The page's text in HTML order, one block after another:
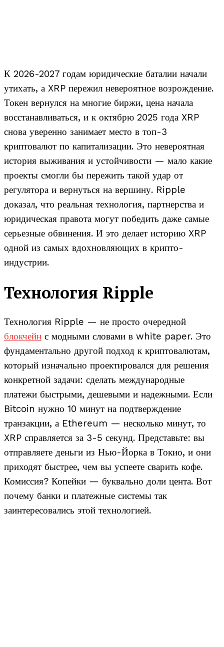
К 2026-2027 годам юридические баталии начали
утихать, а XRP пережил невероятное возрождение.
Токен вернулся на многие биржи, цена начала
восстанавливаться, и к октябрю 2025 года XRP
снова уверенно занимает место в топ-3
криптовалют по капитализации. Это невероятная
история выживания и устойчивости — мало какие
проекты смогли бы пережить такой удар от
регулятора и вернуться на вершину. Ripple
доказал, что реальная технология, партнерства и
юридическая правота могут победить даже самые
серьезные обвинения. И это делает историю XRP
одной из самых вдохновляющих в крипто-
индустрии.
Технология Ripple
Технология Ripple — не просто очередной
блокчейн с модными словами в white paper. Это
фундаментально другой подход к криптовалютам,
который изначально проектировался для решения
конкретной задачи: сделать международные
платежи быстрыми, дешевыми и надежными. Если
Bitcoin нужно 10 минут на подтверждение
транзакции, а Ethereum — несколько минут, то
XRP справляется за 3-5 секунд. Представьте: вы
отправляете деньги из Нью-Йорка в Токио, и они
приходят быстрее, чем вы успеете сварить кофе.
Комиссия? Копейки — буквально доли цента. Вот
почему банки и платежные системы так
заинтересовались этой технологией.